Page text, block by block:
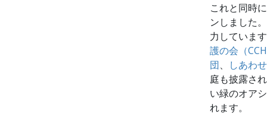
これと同時
ンしました
力していま
護の会（
団、 しあわ
庭も披露さ
い緑のオア
れます。